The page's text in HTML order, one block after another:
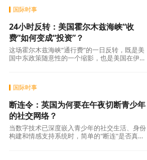
国际时事
24小时反转：美国霍尔木兹海峡“收
费”如何变成“投资”？
这场霍尔木兹海峡“通行费”的一日反转，既是美
国中东政策随意性的一个缩影，也是美国在伊朗
国际时事
断连令：英国为何要在午夜切断青少年
的社交网络？
当数字技术已深度嵌入青少年的社交生活、身份
构建和情感支持系统时，简单的"断连"是否真的